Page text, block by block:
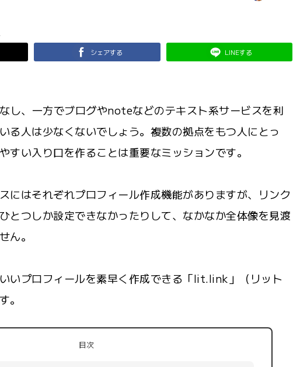
シェアする LINEする
し、一方でブログやnoteなどのテキスト系サービスを利
る人は少なくないでしょう。複数の拠点をもつ人にとっ
すい入り口を作ることは重要なミッションです。
にはそれぞれプロフィール作成機能がありますが、リンク
とつしか設定できなかったりして、なかなか全体像を見渡
ん。
いプロフィールを素早く作成できる「lit.link」（リット
。
目次